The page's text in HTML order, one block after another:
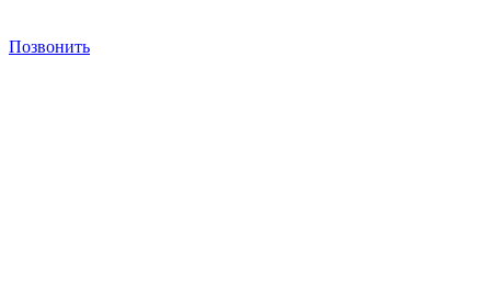
Позвонить